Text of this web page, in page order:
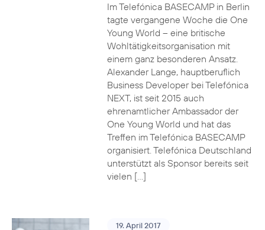
Im Telefónica BASECAMP in Berlin
tagte vergangene Woche die One
Young World – eine britische
Wohltätigkeitsorganisation mit
einem ganz besonderen Ansatz.
Alexander Lange, hauptberuflich
Business Developer bei Telefónica
NEXT, ist seit 2015 auch
ehrenamtlicher Ambassador der
One Young World und hat das
Treffen im Telefónica BASECAMP
organisiert. Telefónica Deutschland
unterstützt als Sponsor bereits seit
vielen […]
19. April 2017